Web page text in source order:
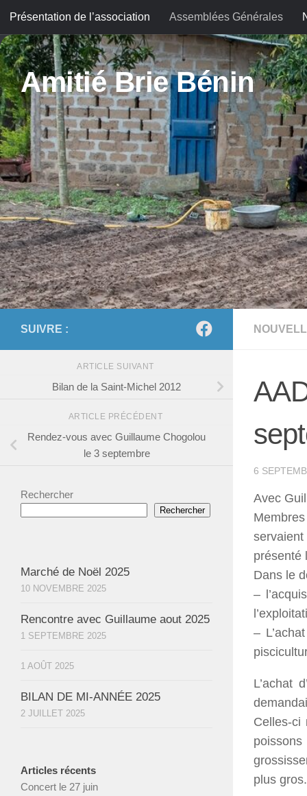
Skip to content
Présentation de l’association Assemblées Générales
Amitié Brie Bénin
6
Avec
présenté
Dans le
–
–
L’achat
Celles-ci
plus
SUIVRE :
ARTICLE SUIVANT
Bilan de la Saint-Michel 2012
ARTICLE PRÉCÉDENT
Rendez-vous avec Guillaume Chogolou
le 3 septembre
Rechercher
Rechercher
Marché de Noël 2025
10 NOVEMBRE 2025
Rencontre avec Guillaume aout 2025
1 SEPTEMBRE 2025
1 AOÛT 2025
BILAN DE MI-ANNÉE 2025
2 JUILLET 2025
Articles récents
Concert le 27 juin